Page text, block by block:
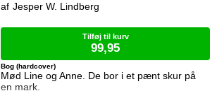
Mød Line og Anne. De bor i et pænt skur på
en mark.
Bog (hardcover)
Jesper W. Lindberg
Tilføj til kurv
99,95